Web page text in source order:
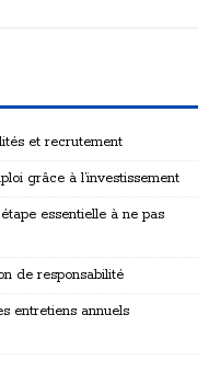
et recrutement
grâce à l’investissement
essentielle à ne pas
de responsabilité
entretiens annuels